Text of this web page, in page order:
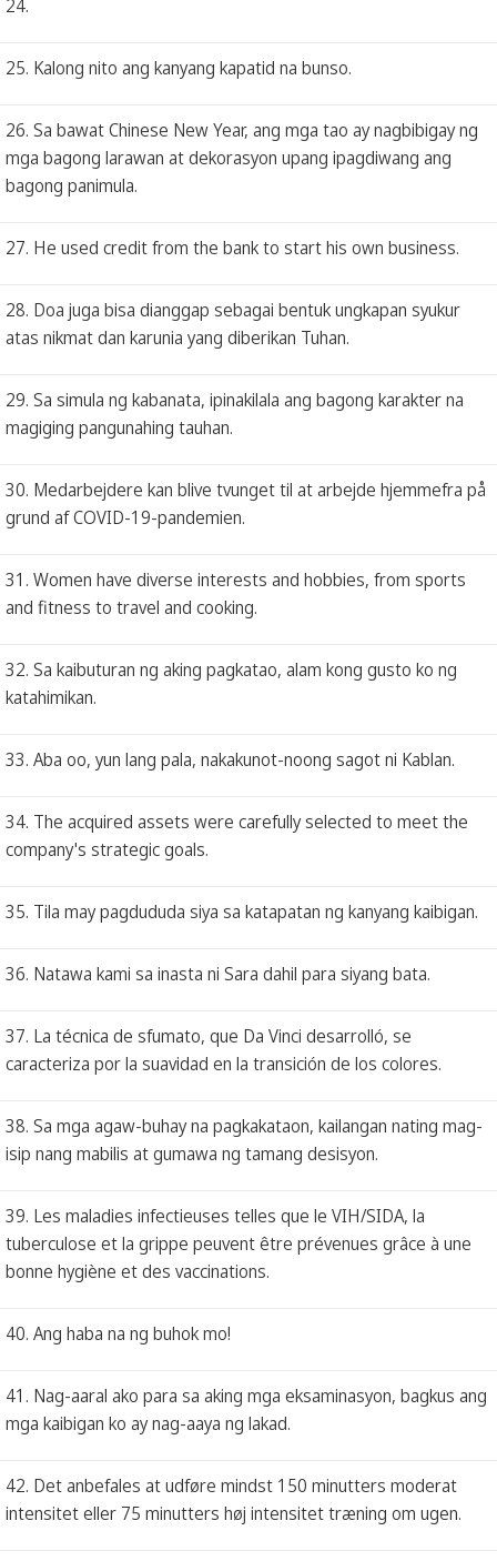
24.
25. Kalong nito ang kanyang kapatid na bunso.
26. Sa bawat Chinese New Year, ang mga tao ay nagbibigay ng
mga bagong larawan at dekorasyon upang ipagdiwang ang
bagong panimula.
27. He used credit from the bank to start his own business.
28. Doa juga bisa dianggap sebagai bentuk ungkapan syukur
atas nikmat dan karunia yang diberikan Tuhan.
29. Sa simula ng kabanata, ipinakilala ang bagong karakter na
magiging pangunahing tauhan.
30. Medarbejdere kan blive tvunget til at arbejde hjemmefra på
grund af COVID-19-pandemien.
31. Women have diverse interests and hobbies, from sports
and fitness to travel and cooking.
32. Sa kaibuturan ng aking pagkatao, alam kong gusto ko ng
katahimikan.
33. Aba oo, yun lang pala, nakakunot-noong sagot ni Kablan.
34. The acquired assets were carefully selected to meet the
company's strategic goals.
35. Tila may pagdududa siya sa katapatan ng kanyang kaibigan.
36. Natawa kami sa inasta ni Sara dahil para siyang bata.
37. La técnica de sfumato, que Da Vinci desarrolló, se
caracteriza por la suavidad en la transición de los colores.
38. Sa mga agaw-buhay na pagkakataon, kailangan nating mag-
isip nang mabilis at gumawa ng tamang desisyon.
39. Les maladies infectieuses telles que le VIH/SIDA, la
tuberculose et la grippe peuvent être prévenues grâce à une
bonne hygiène et des vaccinations.
40. Ang haba na ng buhok mo!
41. Nag-aaral ako para sa aking mga eksaminasyon, bagkus ang
mga kaibigan ko ay nag-aaya ng lakad.
42. Det anbefales at udføre mindst 150 minutters moderat
intensitet eller 75 minutters høj intensitet træning om ugen.